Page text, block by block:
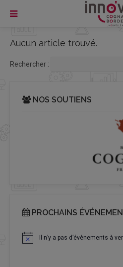
Aucun article trouvé.
Rechercher :
NOS SOUTIENS
PROCHAINS
Notice Il n’y a pas d’évènements à